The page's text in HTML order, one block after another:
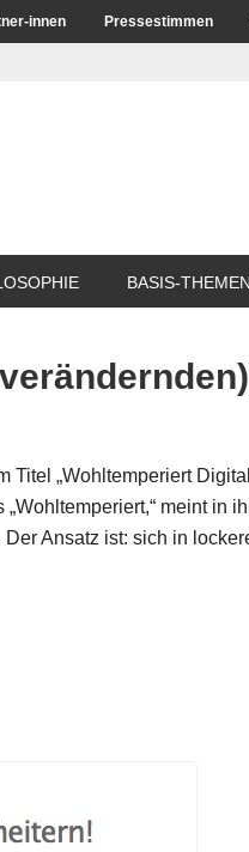
innen Pressestimmen
BASIS-THEMEN
Titel „Wohltemperiert
meint in
Ansatz ist: sich in